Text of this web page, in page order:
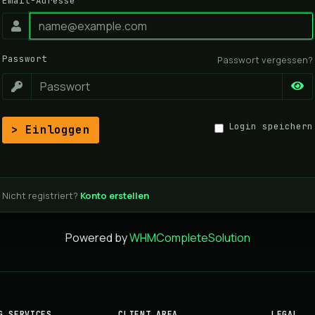
Passwort Passwort vergessen?
Einloggen Login speichern
Nicht registriert? Konto erstellen
Powered byWHMCompleteSolution